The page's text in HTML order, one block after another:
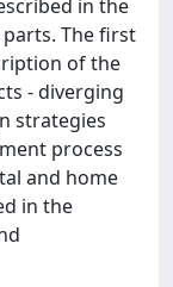
in the
The first
of the
- diverging
strategies
process
and home
in the